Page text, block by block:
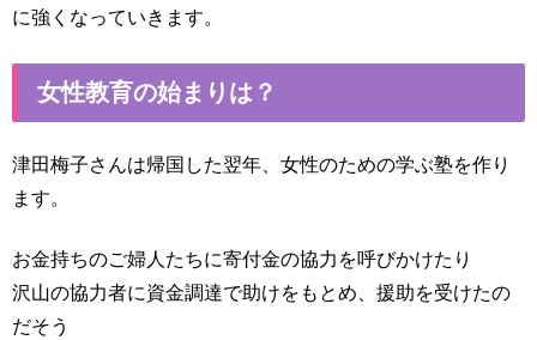
に強くなっていきます。
女性教育の始まりは？
津田梅子さんは帰国した翌年、女性のための学ぶ塾を作り
ます。
お金持ちのご婦人たちに寄付金の協力を呼びかけたり
沢山の協力者に資金調達で助けをもとめ、援助を受けたの
だそう